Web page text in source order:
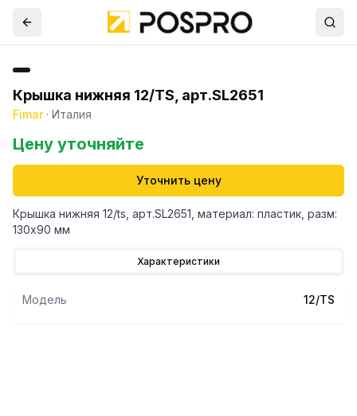
Крышка нижняя 12/TS, арт.SL2651
Fimar· Италия
Цену уточняйте
Уточнить цену
Крышка нижняя 12/ts, арт.SL2651, материал: пластик, разм:
130х90 мм
Характеристики
Модель 12/TS